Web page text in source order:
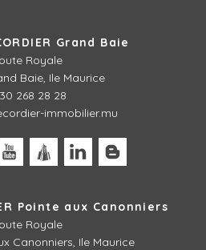
Grand Baie
Royale
Baie, Ile Maurice
268 28 28
immobilier.mu
Pointe aux Canonniers
Royale
Canonniers, Ile Maurice